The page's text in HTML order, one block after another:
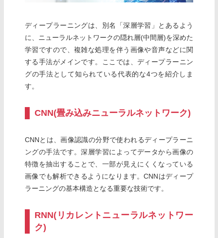
ディープラーニングは、別名「深層学習」とあるよう
に、ニューラルネットワークの隠れ層(中間層)を深めた
学習ですので、複雑な処理を伴う画像や音声などに関
する手法がメインです。ここでは、ディープラーニン
グの手法として知られている代表的な4つを紹介しま
す。
CNN(畳み込みニューラルネットワーク)
CNNとは、画像認識の分野で使われるディープラーニ
ングの手法です。深層学習によってデータから画像の
特徴を抽出することで、一部が見えにくくなっている
画像でも解析できるようになります。CNNはディープ
ラーニングの基本構造となる重要な技術です。
RNN(リカレントニューラルネットワー
ク)